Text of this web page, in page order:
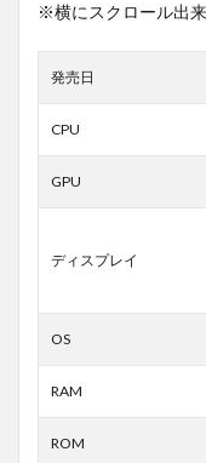
※横にスクロール出来
発売日
CPU
GPU
ディスプレイ
OS
RAM
ROM